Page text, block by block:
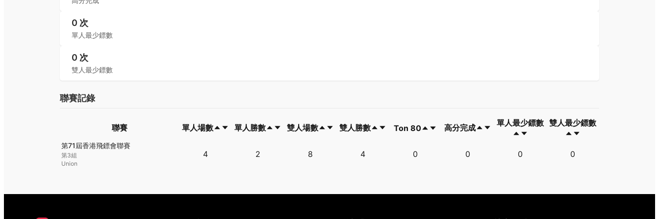
0 次
單人最少鏢數
0 次
雙人最少鏢數
聯賽記錄
聯賽 單人場數 單人勝數 雙人場數 雙人勝數 Ton 80 高分完成 單人最少鏢數 雙人最少鏢數
聯賽
第71屆香港飛鏢會聯賽
第3組
Union
4 2 8 4 0 0 0 0